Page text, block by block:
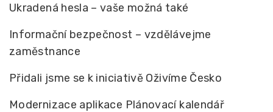
Ukradená hesla – vaše možná také
Informační bezpečnost – vzdělávejme
zaměstnance
Přidali jsme se k iniciativě Oživíme Česko
Modernizace aplikace Plánovací kalendář